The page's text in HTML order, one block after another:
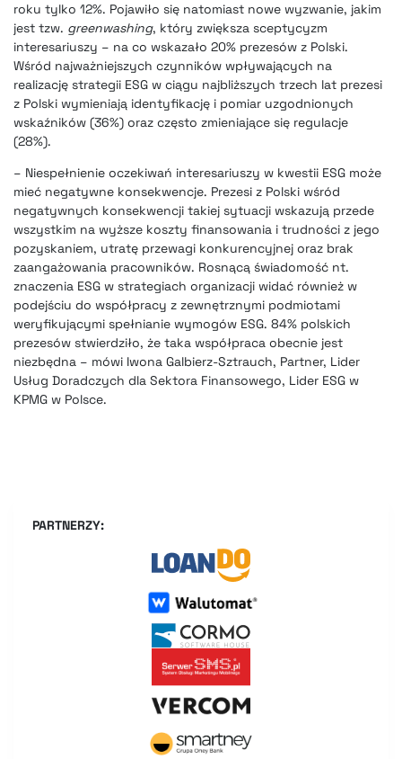
roku tylko 12%. Pojawiło się natomiast nowe wyzwanie, jakim
jest tzw. greenwashing, który zwiększa sceptycyzm
interesariuszy – na co wskazało 20% prezesów z Polski.
Wśród najważniejszych czynników wpływających na
realizację strategii ESG w ciągu najbliższych trzech lat prezesi
z Polski wymieniają identyfikację i pomiar uzgodnionych
wskaźników (36%) oraz często zmieniające się regulacje
(28%).
– Niespełnienie oczekiwań interesariuszy w kwestii ESG może
mieć negatywne konsekwencje. Prezesi z Polski wśród
negatywnych konsekwencji takiej sytuacji wskazują przede
wszystkim na wyższe koszty finansowania i trudności z jego
pozyskaniem, utratę przewagi konkurencyjnej oraz brak
zaangażowania pracowników. Rosnącą świadomość nt.
znaczenia ESG w strategiach organizacji widać również w
podejściu do współpracy z zewnętrznymi podmiotami
weryfikującymi spełnianie wymogów ESG. 84% polskich
prezesów stwierdziło, że taka współpraca obecnie jest
niezbędna – mówi Iwona Galbierz-Sztrauch, Partner, Lider
Usług Doradczych dla Sektora Finansowego, Lider ESG w
KPMG w Polsce.
PARTNERZY: